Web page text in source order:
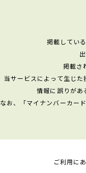
掲載してい
掲載さ
当サービスによって生じ
情報に誤りがあ
なお、「マイナンバーカー
ご利用に